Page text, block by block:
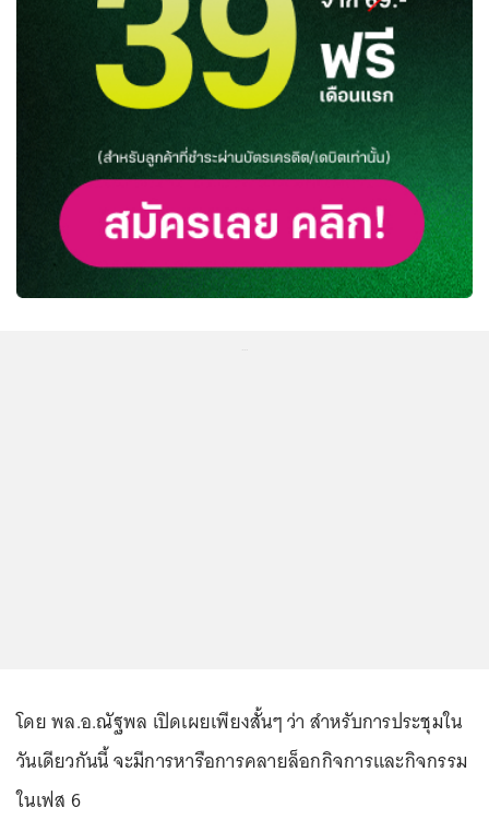
โดย พล.อ.ณัฐพล เปิดเผยเพียงสั้นๆ ว่า สำหรับการประชุมใน
วันเดียวกันนี้ จะมีการหารือการคลายล็อกกิจการและกิจกรรม
ในเฟส 6